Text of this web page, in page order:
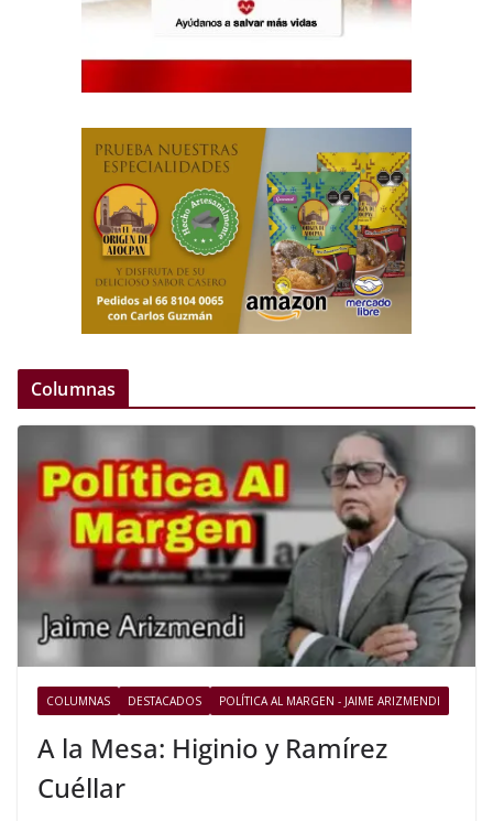
Columnas
COLUMNAS DESTACADOS POLÍTICA AL MARGEN - JAIME ARIZMENDI
A la Mesa: Higinio y Ramírez
Cuéllar